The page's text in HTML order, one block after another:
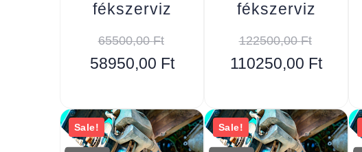
fékszerviz
65500,00Ft
58950,00 Ft
fékszerviz
122500,00Ft
110250,00 Ft
Sale! Sale!